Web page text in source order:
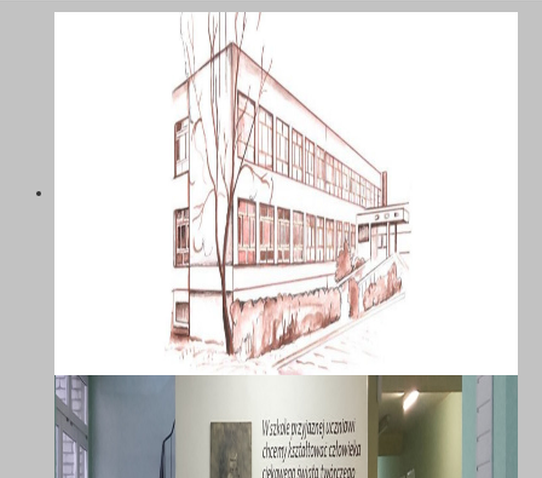
SZKOŁA PODSTAWOWA NR 58 Z
ODDZIAŁAMI INTEGRACYJNYMI IM.